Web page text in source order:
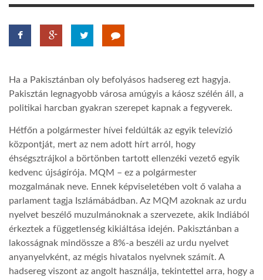
TROPICALMAGAZIN
AFRIKA TUDÁSTÁR
A NAP SZÉPE
LINKTR.EE
GLOBOZSARU
DOBRAVERO.HU
Ha a Pakisztánban oly befolyásos hadsereg ezt hagyja.
Pakisztán legnagyobb városa amúgyis a káosz szélén áll, a
politikai harcban gyakran szerepet kapnak a fegyverek.
Hétfőn a polgármester hívei feldúlták az egyik televízió
központját, mert az nem adott hírt arról, hogy
éhségsztrájkol a börtönben tartott ellenzéki vezető egyik
kedvenc újságírója. MQM – ez a polgármester
mozgalmának neve. Ennek képviseletében volt ő valaha a
parlament tagja Iszlámábádban. Az MQM azoknak az urdu
nyelvet beszélő muzulmánoknak a szervezete, akik Indiából
érkeztek a függetlenség kikiáltása idején. Pakisztánban a
lakosságnak mindössze a 8%-a beszéli az urdu nyelvet
anyanyelvként, az mégis hivatalos nyelvnek számít. A
hadsereg viszont az angolt használja, tekintettel arra, hogy a